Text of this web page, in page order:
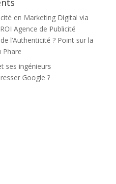
en Marketing Digital via
Agence de Publicité
l’Authenticité ? Point sur la
Phare
ses ingénieurs
Google ?